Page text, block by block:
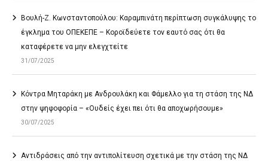
Βουλή-Ζ. Κωνσταντοπούλου: Καραμπινάτη περίπτωση συγκάλυψης το
έγκλημα του ΟΠΕΚΕΠΕ – Κοροϊδεύετε τον εαυτό σας ότι θα
καταφέρετε να μην ελεγχτείτε
31/07/2025
Κόντρα Μηταράκη με Ανδρουλάκη και Φάμελλο για τη στάση της ΝΔ
στην ψηφοφορία – «Ουδείς έχει πει ότι θα αποχωρήσουμε»
30/07/2025
Αντιδράσεις από την αντιπολίτευση σχετικά με την στάση της ΝΔ